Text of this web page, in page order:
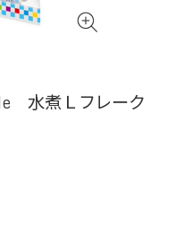
水煮Ｌフレーク